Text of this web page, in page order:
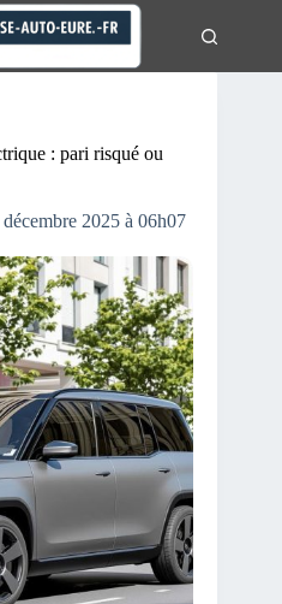
: pari risqué ou
2025 à 06h07